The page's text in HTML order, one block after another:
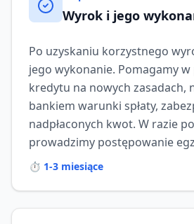
Wyrok i jego
Po uzyskaniu korzystnego
jego wykonanie. Pomagamy
kredytu na nowych zasadach,
bankiem warunki spłaty,
nadpłaconych kwot. W razie
prowadzimy postępowanie
⏱️ 1-3 miesiące